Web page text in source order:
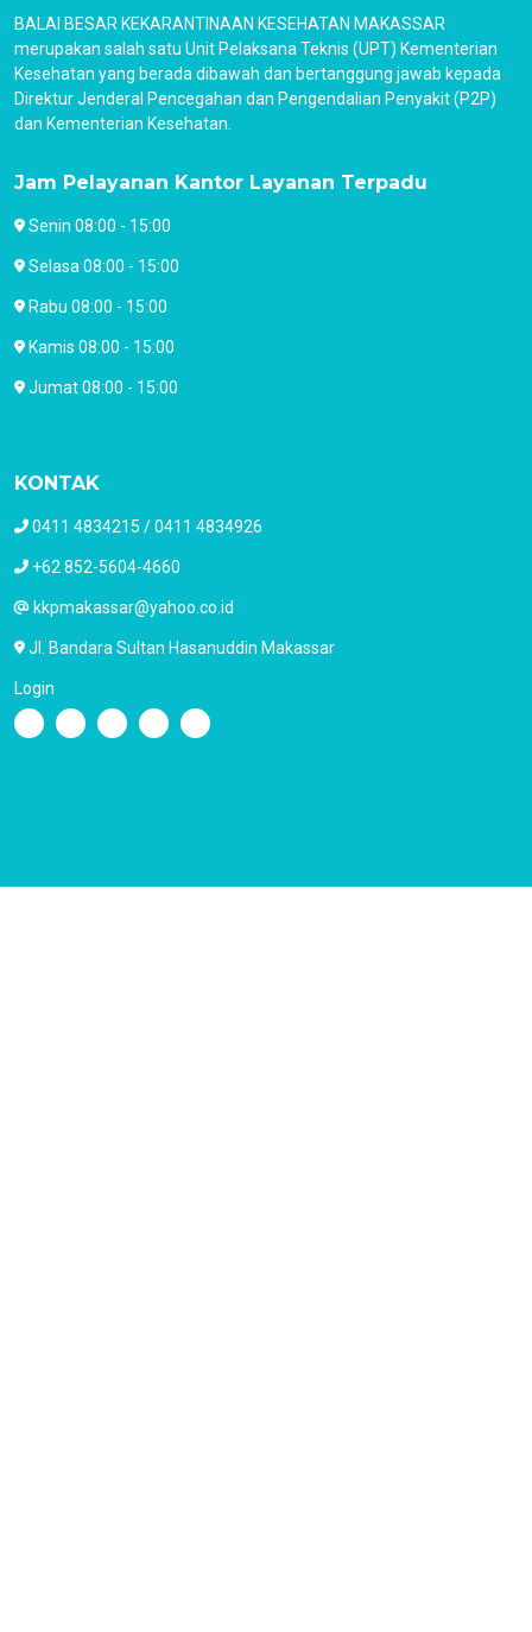
BALAI BESAR KEKARANTINAAN KESEHATAN MAKASSAR
merupakan salah satu Unit Pelaksana Teknis (UPT) Kementerian
Kesehatan yang berada dibawah dan bertanggung jawab kepada
Direktur Jenderal Pencegahan dan Pengendalian Penyakit (P2P)
dan Kementerian Kesehatan.
Jam Pelayanan Kantor Layanan Terpadu
Senin 08:00 - 15:00
Selasa 08:00 - 15:00
Rabu 08:00 - 15:00
Kamis 08:00 - 15:00
Jumat 08:00 - 15:00
KONTAK
0411 4834215 / 0411 4834926
+62 852-5604-4660
kkpmakassar@yahoo.co.id
Jl. Bandara Sultan Hasanuddin Makassar
Login